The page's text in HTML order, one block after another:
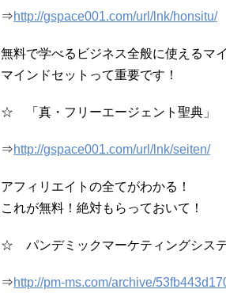
⇒http://gspace001.com/url/lnk/honsitu/
無料で学べるビジネス全般に使えるマ
マインドセットって重要です！
☆ 「真・フリーエージェント聖典」
⇒http://gspace001.com/url/lnk/seiten/
アフィリエイトの全てがわかる！
これが無料！絶対もらっておいて！
☆ パンデミックマーケティングシス
⇒http://pm-ms.com/archive/